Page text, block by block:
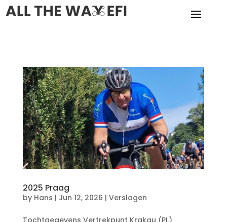
2025 Praag
by Hans | Jun 12, 2026 | Verslagen